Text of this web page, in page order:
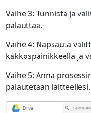
Vaihe 3: Tunnista ja
palauttaa.
Vaihe 4: Napsauta
kakkospainikkeella ja
Vaihe 5: Anna
palautetaan laitteellesi.